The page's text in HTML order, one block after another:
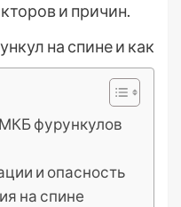
и причин.
фурункулов
и опасность
на спине